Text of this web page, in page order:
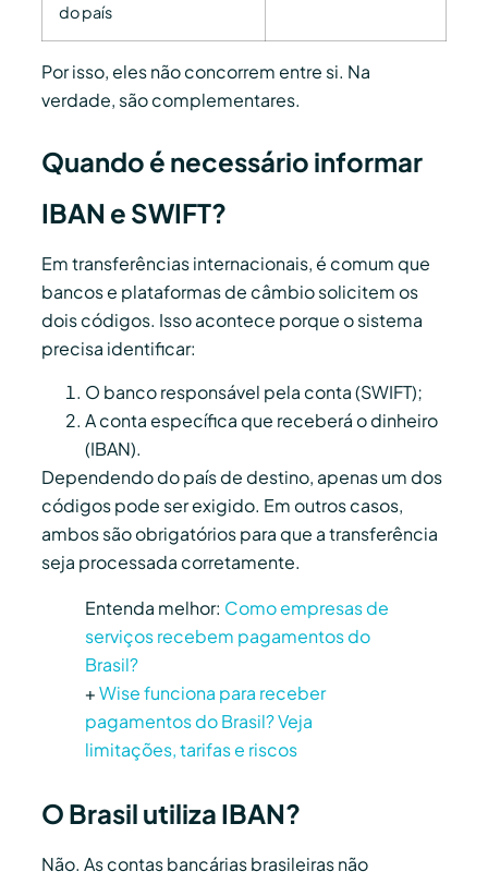
do país
Por isso, eles não concorrem entre si. Na
verdade, são complementares.
Quando é necessário informar
IBAN e SWIFT?
Em transferências internacionais, é comum que
bancos e plataformas de câmbio solicitem os
dois códigos. Isso acontece porque o sistema
precisa identificar:
O banco responsável pela conta (SWIFT);
A conta específica que receberá o dinheiro
(IBAN).
Dependendo do país de destino, apenas um dos
códigos pode ser exigido. Em outros casos,
ambos são obrigatórios para que a transferência
seja processada corretamente.
Entenda melhor: Como empresas de
serviços recebem pagamentos do
Brasil?
+Wise funciona para receber
pagamentos do Brasil? Veja
limitações, tarifas e riscos
O Brasil utiliza IBAN?
Não. As contas bancárias brasileiras não